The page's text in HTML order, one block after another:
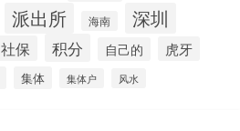
派出所 海南 深圳
社保 积分 自己的 虎牙
集体 集体户 风水